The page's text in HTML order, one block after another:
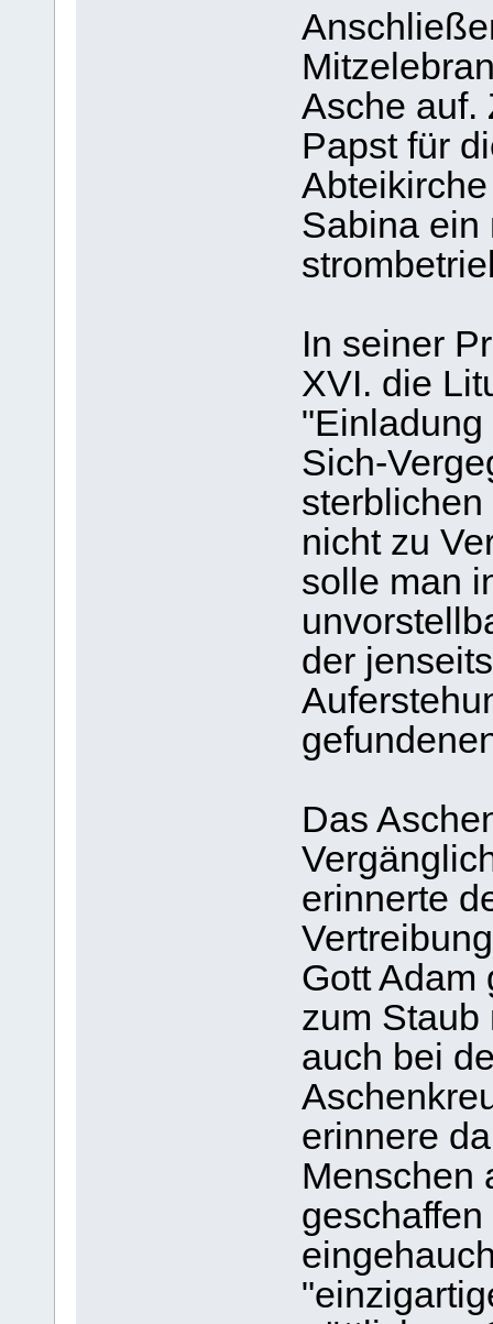
Asche auf.
Papst für
Sabina ein
In seiner
XVI. die
Sich-
nicht zu
solle man
der
Das
erinnerte
Gott Adam
zum Staub
auch bei
erinnere
Menschen